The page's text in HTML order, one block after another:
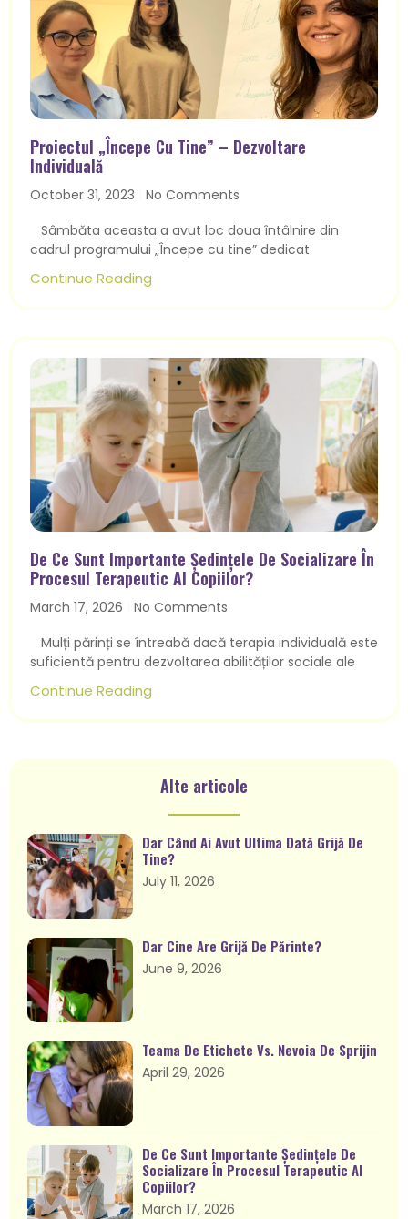
Proiectul „Începe Cu Tine” – Dezvoltare
Individuală
October 31, 2023
No Comments
Sâmbăta aceasta a avut loc doua întâlnire din
cadrul programului „Începe cu tine” dedicat
Continue Reading
De Ce Sunt Importante Ședințele De Socializare În
Procesul Terapeutic Al Copiilor?
March 17, 2026
No Comments
Mulți părinți se întreabă dacă terapia individuală este
suficientă pentru dezvoltarea abilităților sociale ale
Continue Reading
Alte articole
Dar Când Ai Avut Ultima Dată Grijă De
Tine?
July 11, 2026
Dar Cine Are Grijă De Părinte?
June 9, 2026
Teama De Etichete Vs. Nevoia De Sprijin
April 29, 2026
De Ce Sunt Importante Ședințele De
Socializare În Procesul Terapeutic Al
Copiilor?
March 17, 2026